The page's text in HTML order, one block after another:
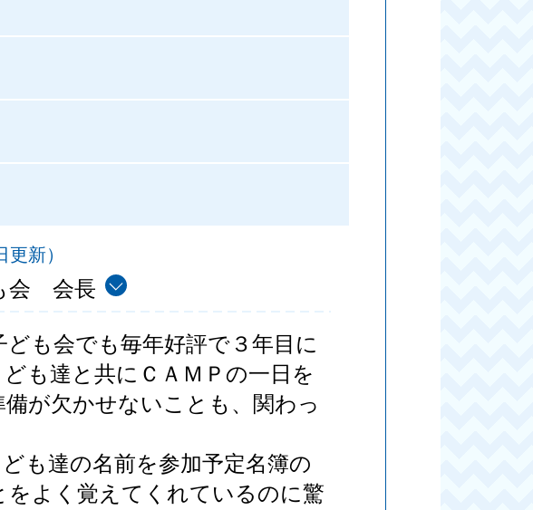
更新）
会 会長
も会でも毎年好評で３年目に
も達と共にＣＡＭＰの一日を
が欠かせないことも、関わっ
も達の名前を参加予定名簿の
よく覚えてくれているのに驚